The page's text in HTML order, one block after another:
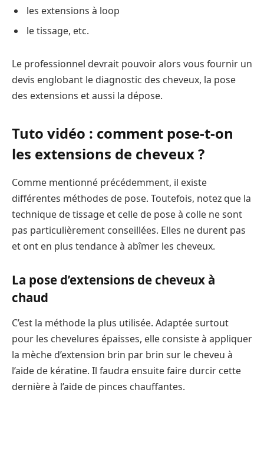
les extensions à loop
le tissage, etc.
Le professionnel devrait pouvoir alors vous fournir un
devis englobant le diagnostic des cheveux, la pose
des extensions et aussi la dépose.
Tuto vidéo : comment pose-t-on
les extensions de cheveux ?
Comme mentionné précédemment, il existe
différentes méthodes de pose. Toutefois, notez que la
technique de tissage et celle de pose à colle ne sont
pas particulièrement conseillées. Elles ne durent pas
et ont en plus tendance à abîmer les cheveux.
La pose d’extensions de cheveux à
chaud
C’est la méthode la plus utilisée. Adaptée surtout
pour les chevelures épaisses, elle consiste à appliquer
la mèche d’extension brin par brin sur le cheveu à
l’aide de kératine. Il faudra ensuite faire durcir cette
dernière à l’aide de pinces chauffantes.